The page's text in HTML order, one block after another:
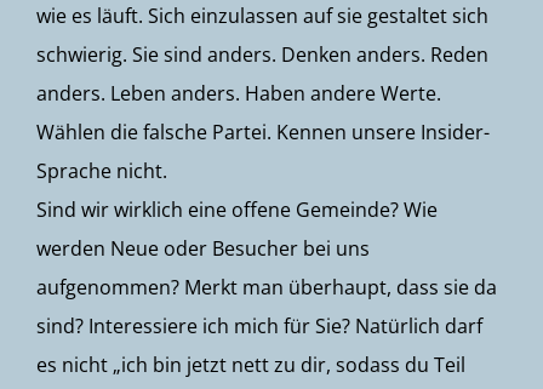
wie es läuft. Sich einzulassen auf sie gestaltet sich
schwierig. Sie sind anders. Denken anders. Reden
anders. Leben anders. Haben andere Werte.
Wählen die falsche Partei. Kennen unsere Insider-
Sprache nicht.
Sind wir wirklich eine offene Gemeinde? Wie
werden Neue oder Besucher bei uns
aufgenommen? Merkt man überhaupt, dass sie da
sind? Interessiere ich mich für Sie? Natürlich darf
es nicht „ich bin jetzt nett zu dir, sodass du Teil